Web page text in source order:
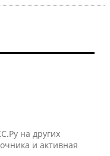
на других
и активная